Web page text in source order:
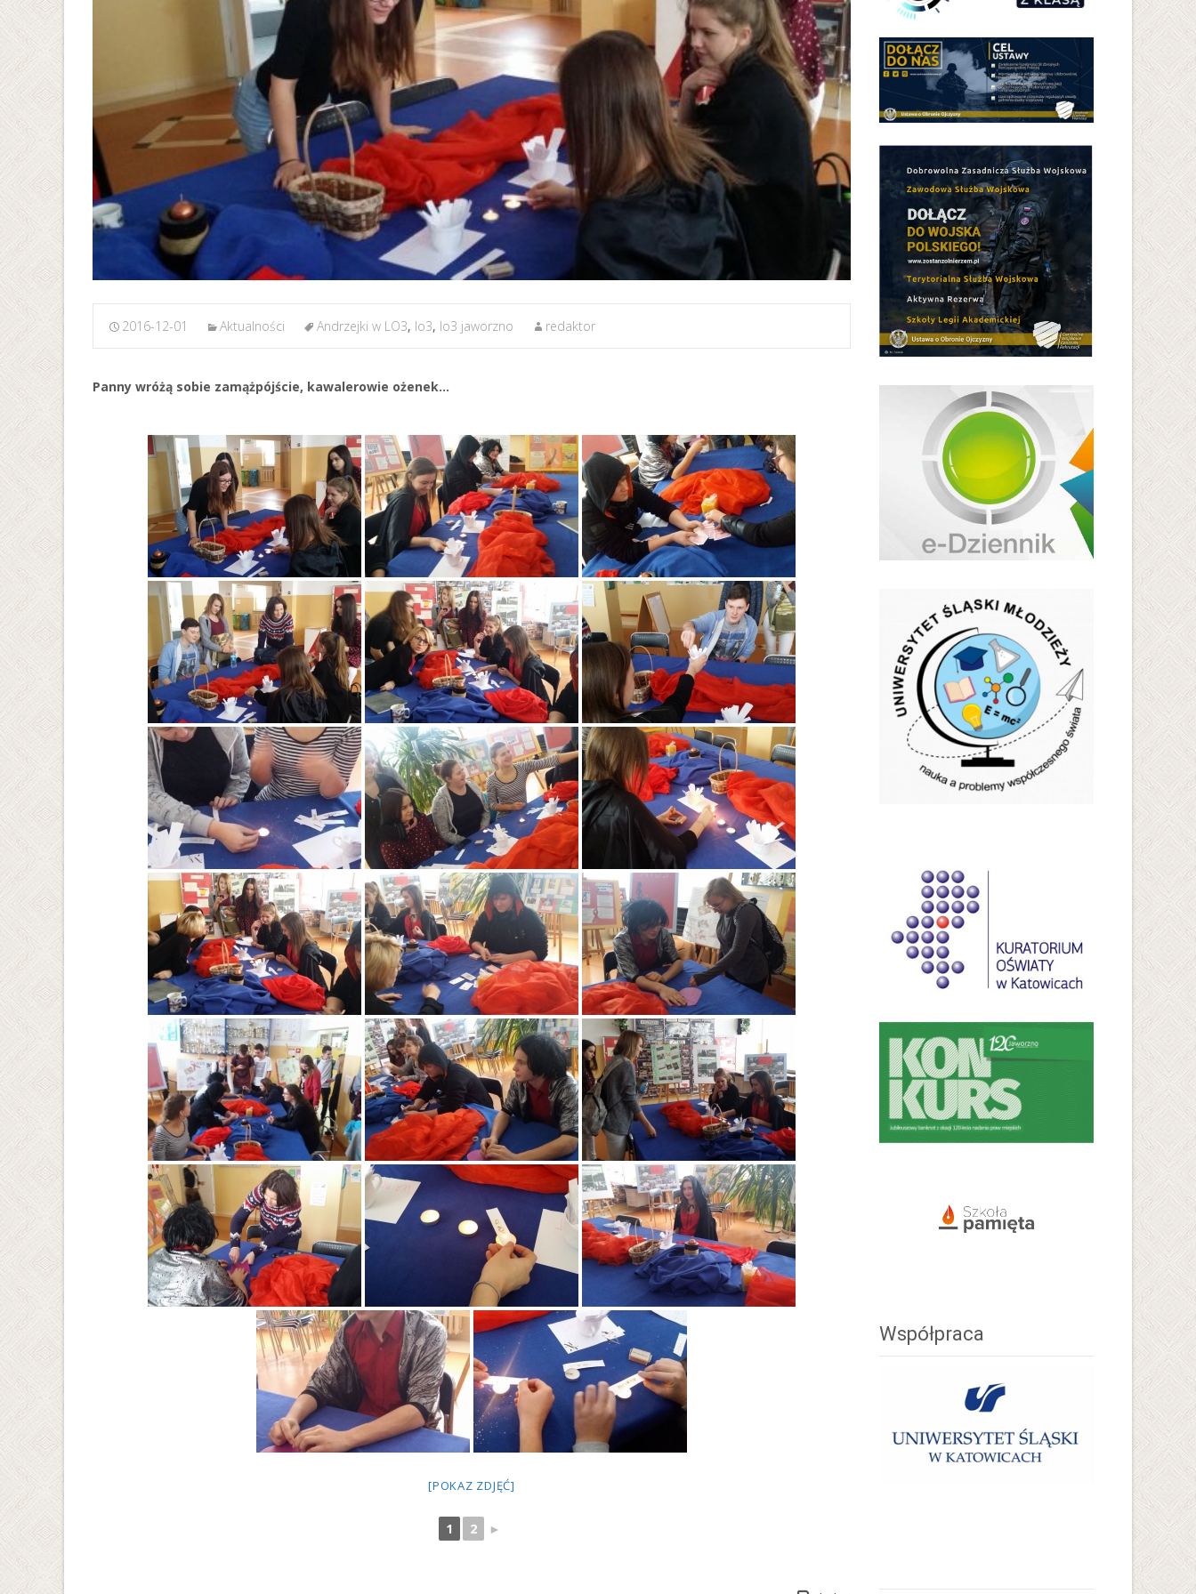
2016-12-01 Aktualności Andrzejki w LO3, lo3, lo3 jaworzno redaktor
Panny wróżą sobie zamążpójście, kawalerowie ożenek…
[POKAZ ZDJĘĆ]
1 2 ►
Współpraca